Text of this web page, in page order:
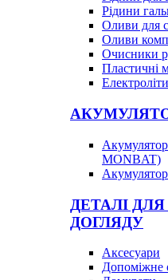
Рідини
Оливи для
Оливи
Очисники
Пластичні
MONBAT)
ДЕТАЛІ
ДОГЛЯДУ
Аксесуари
Допоміжне